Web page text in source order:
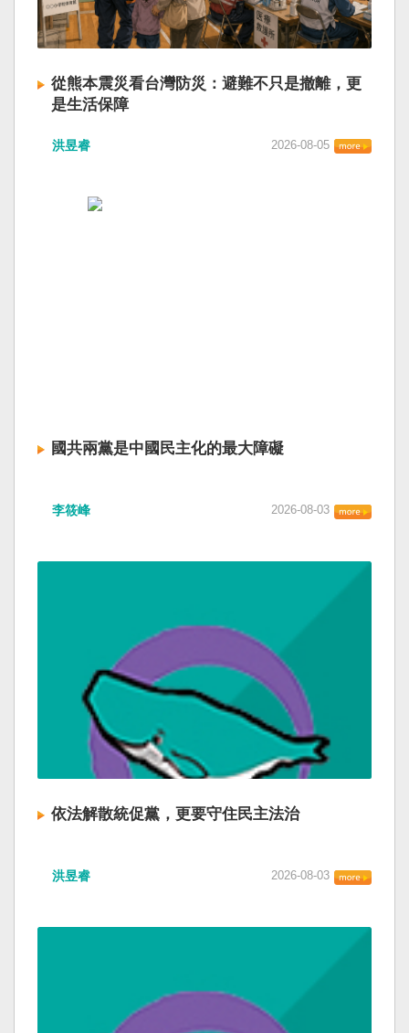
從熊本震災看台灣防災：避難不只是撤離，更
是生活保障
洪昱睿 2026-08-05
國共兩黨是中國民主化的最大障礙
李筱峰 2026-08-03
依法解散統促黨，更要守住民主法治
洪昱睿 2026-08-03